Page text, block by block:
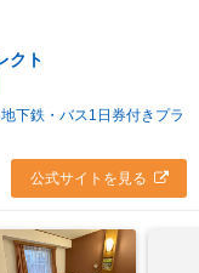
クト
下鉄・バス1日券付きプラ
公式サイトを見る